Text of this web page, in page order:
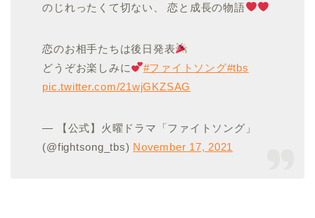
のじれったくて切ない、 恋と成長の物語
恋のお相手たちは後日発表
どうぞお楽しみに
#ファイトソング#tbs
pic.twitter.com/21wjGKZSAG
— 【公式】火曜ドラマ「ファイトソング」
(@fightsong_tbs) November 17, 2021